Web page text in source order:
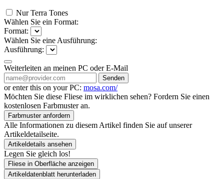
Nur Terra Tones
Wählen Sie ein Format:
Format:
Wählen Sie eine Ausführung:
Ausführung:
Weiterleiten an meinen PC oder E-Mail
Senden
or enter this on your PC: mosa.com/
Möchten Sie diese Fliese im wirklichen sehen? Fordern Sie einen
kostenlosen Farbmuster an.
Farbmuster anfordern
Alle Informationen zu diesem Artikel finden Sie auf unserer
Artikeldetailseite.
Artikeldetails ansehen
Legen Sie gleich los!
Fliese in Oberfläche anzeigen
Artikeldatenblatt herunterladen